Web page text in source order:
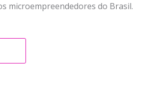
microempreendedores do Brasil.